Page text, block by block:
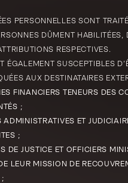
PERSONNELLES SONT
DÛMENT HABILITÉES,
RESPECTIVES.
ÉGALEMENT SUSCEPTIBLES
AUX DESTINATAIRES
FINANCIERS TENEURS DES
;
ADMINISTRATIVES ET
;
DE JUSTICE ET OFFICIERS
LEUR MISSION DE
;